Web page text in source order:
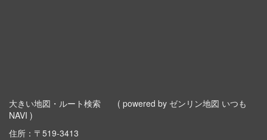
大きい地図・ルート検索
( powered by ゼンリン地図 いつも
NAVI )
住所：〒519-3413